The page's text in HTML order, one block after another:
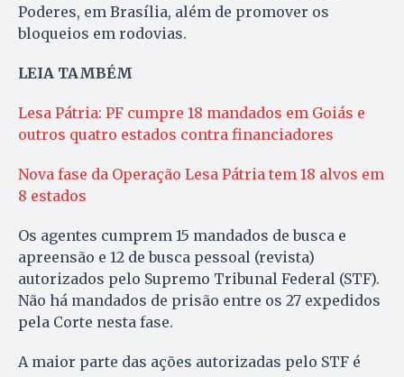
Poderes, em Brasília, além de promover os
bloqueios em rodovias.
LEIA TAMBÉM
Lesa Pátria: PF cumpre 18 mandados em Goiás e
outros quatro estados contra financiadores
Nova fase da Operação Lesa Pátria tem 18 alvos em
8 estados
Os agentes cumprem 15 mandados de busca e
apreensão e 12 de busca pessoal (revista)
autorizados pelo Supremo Tribunal Federal (STF).
Não há mandados de prisão entre os 27 expedidos
pela Corte nesta fase.
A maior parte das ações autorizadas pelo STF é